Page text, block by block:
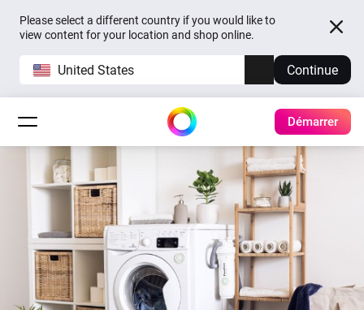
Please select a different country if you would like to
view content for your location and shop online.
United States Continue
Démarrer